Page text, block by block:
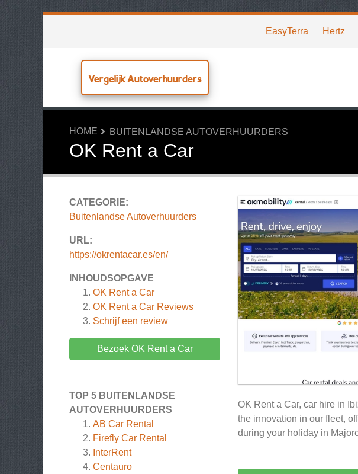
EasyTerra Hertz
Vergelijk Autoverhuurders
HOME BUITENLANDSE AUTOVERHUURDERS
OK Rent a Car
CATEGORIE:
Buitenlandse Autoverhuurders
URL:
https://okrentacar.es/en/
INHOUDSOPGAVE
OK Rent a Car
OK Rent a Car Reviews
Schrijf een review
Bezoek OK Rent a Car
TOP 5 BUITENLANDSE
AUTOVERHUURDERS
AB Car Rental
Firefly Car Rental
InterRent
Centauro
OK Rent a Car, car hire in
the innovation in our fleet,
during your holiday in